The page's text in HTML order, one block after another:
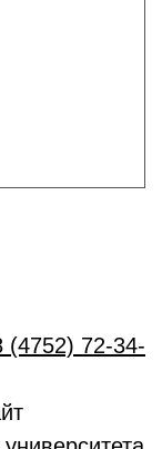
(4752) 72-34-